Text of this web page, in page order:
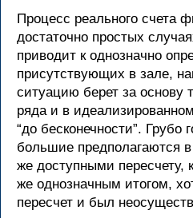
Процесс реального счета
достаточно простых
приводит к однозначно
присутствующих в зале,
ситуацию берет за основу
ряда и в
“до бесконечности”. Грубо
большие предполагаются
же доступными пересчету,
же однозначным итогом,
пересчет и был